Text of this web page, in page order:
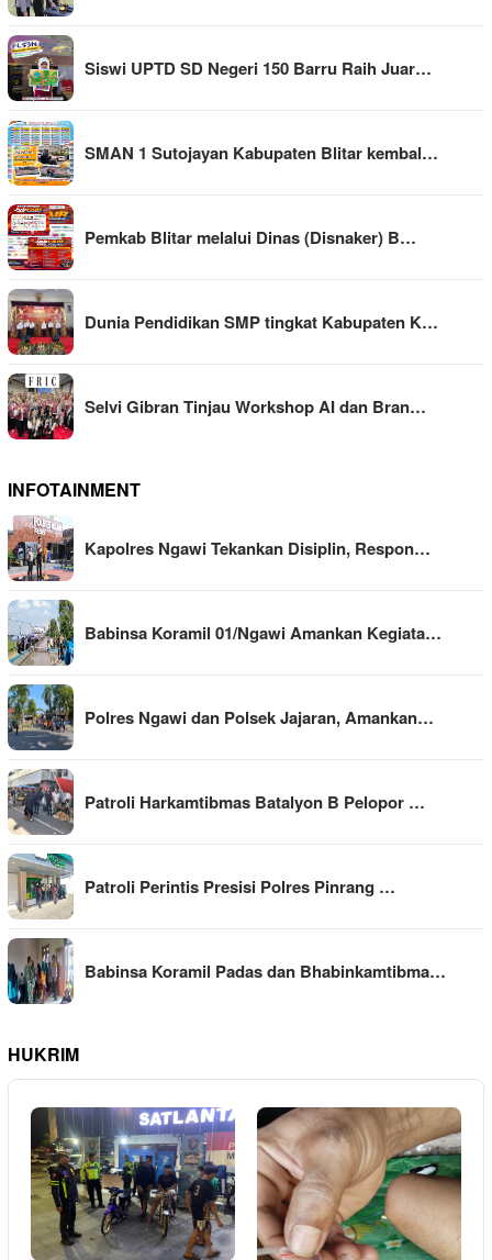
Siswi UPTD SD Negeri 150 Barru Raih Juar…
SMAN 1 Sutojayan Kabupaten Blitar kembal…
Pemkab Blitar melalui Dinas (Disnaker) B…
Dunia Pendidikan SMP tingkat Kabupaten K…
Selvi Gibran Tinjau Workshop AI dan Bran…
INFOTAINMENT
Kapolres Ngawi Tekankan Disiplin, Respon…
Babinsa Koramil 01/Ngawi Amankan Kegiata…
Polres Ngawi dan Polsek Jajaran, Amankan…
Patroli Harkamtibmas Batalyon B Pelopor …
Patroli Perintis Presisi Polres Pinrang …
Babinsa Koramil Padas dan Bhabinkamtibma…
HUKRIM